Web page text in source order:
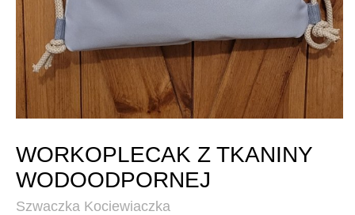
WORKOPLECAK Z TKANINY
WODOODPORNEJ
Szwaczka Kociewiaczka